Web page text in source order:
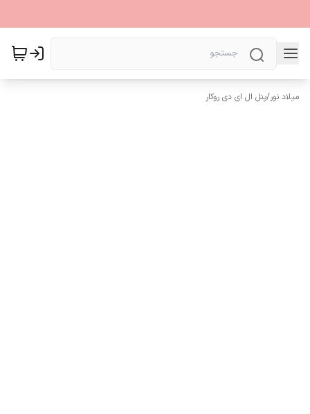
میلاد نور/پنل ال ای دی روکار